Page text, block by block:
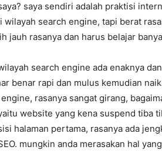
saya sendiri adalah praktisi
search engine, tapi berat
jauh rasanya dan harus belajar
search engine ada enaknya
benar rapi dan mulus kemudian
rasanya sangat girang,
website yang kena suspend tiba
halaman pertama, rasanya ada
mungkin anda merasakan hal